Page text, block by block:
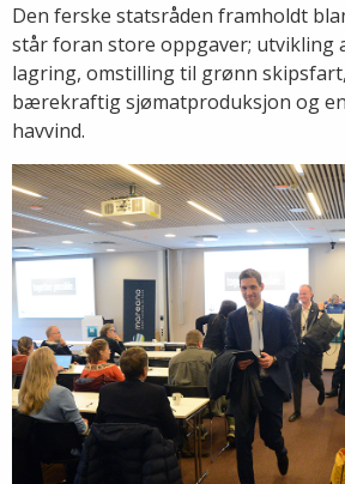
Den ferske statsråden framholdt
står foran store oppgaver; utvikling
lagring, omstilling til grønn
bærekraftig sjømatproduksjon og
havvind.